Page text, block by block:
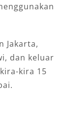
Jakarta,
dan keluar
kira 15